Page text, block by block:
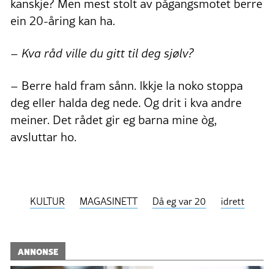
kanskje? Men mest stolt av pågangsmotet berre
ein 20-åring kan ha.
– Kva råd ville du gitt til deg sjølv?
– Berre hald fram sånn. Ikkje la noko stoppa
deg eller halda deg nede. Og drit i kva andre
meiner. Det rådet gir eg barna mine òg,
avsluttar ho.
KULTUR MAGASINETT Då eg var 20 idrett
ANNONSE